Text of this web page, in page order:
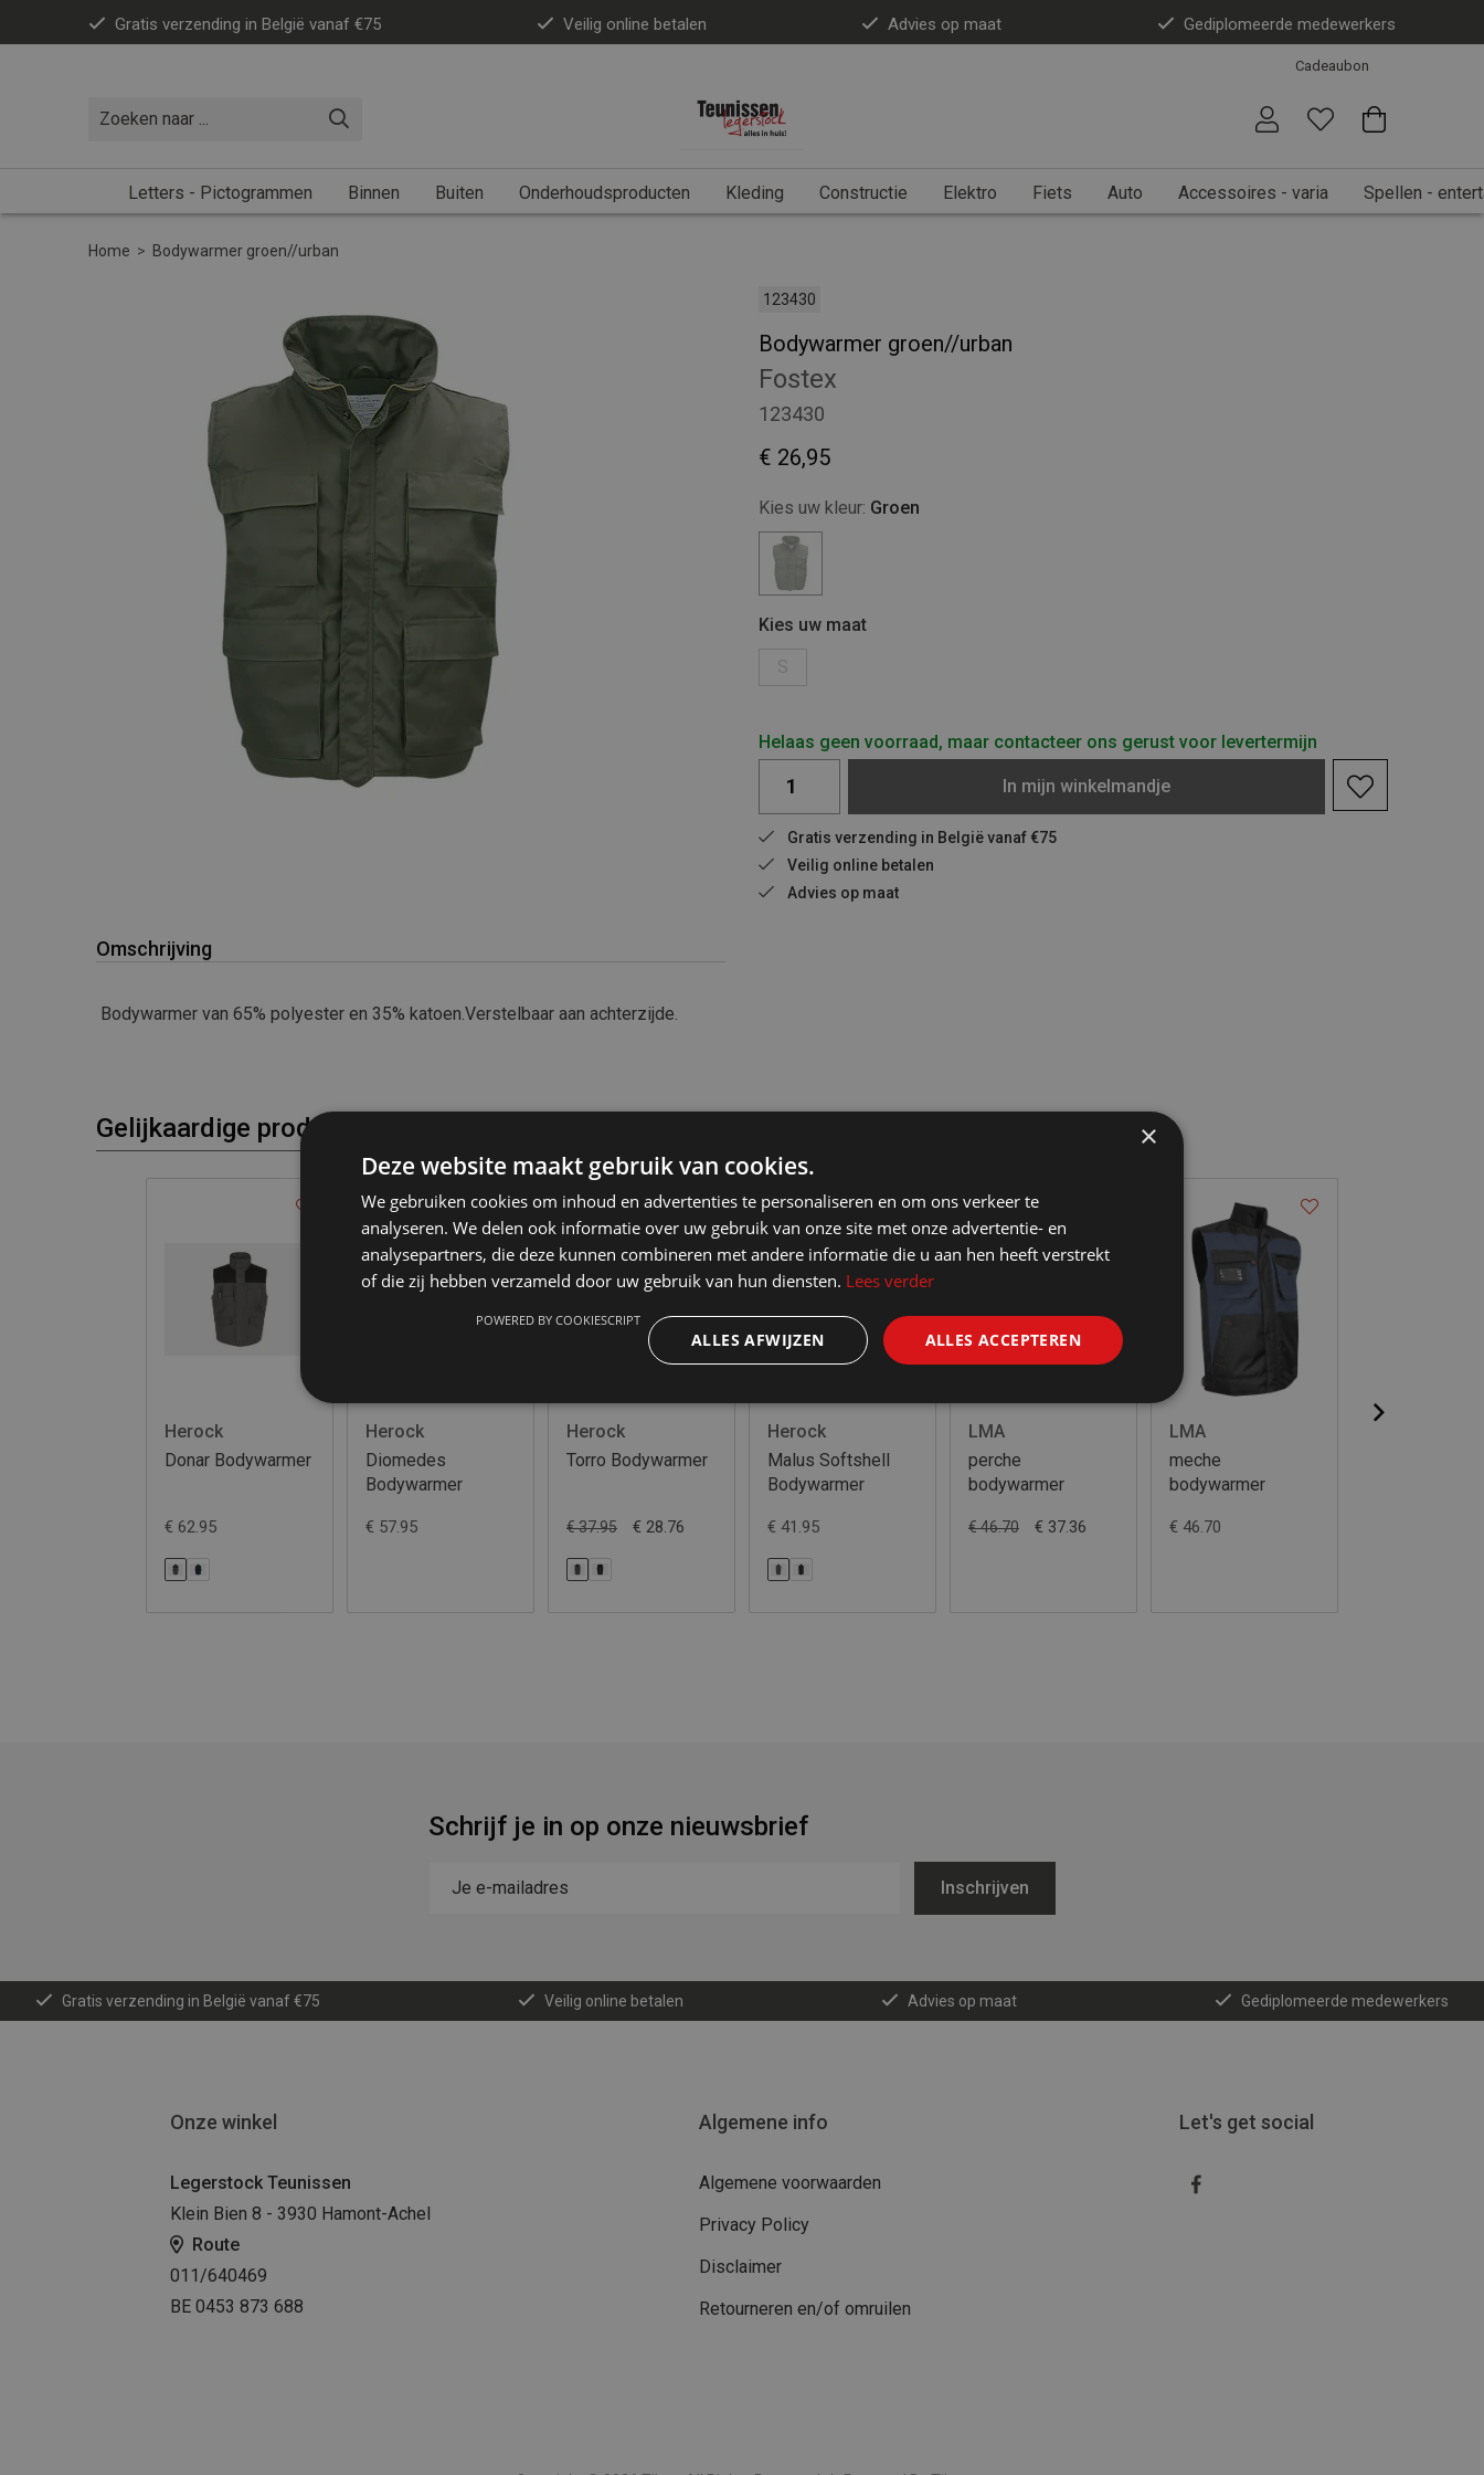
Gratis verzending in België vanaf €75 Veilig online betalen Advies op maat Gediplomeerde medewerkers
Cadeaubon
Letters - Pictogrammen Binnen Buiten Onderhoudsproducten Kleding Constructie Elektro Fiets Auto Accessoires - varia Spellen -
Home > Bodywarmer groen//urban
123430
Bodywarmer groen//urban
Fostex
123430
€ 26,95
Kies uw kleur: Groen
Kies uw maat
Helaas geen voorraad, maar contacteer ons gerust voor levertermijn
In mijn winkelmandje
Gratis verzending in België vanaf €75
Veilig online betalen
Advies op maat
Omschrijving
Bodywarmer van 65% polyester en 35% katoen.Verstelbaar aan achterzijde.
Gelijkaardige producten
Herock
Donar Bodywarmer
€ 62.95
Herock
Diomedes
Bodywarmer
€ 57.95
Herock
Torro Bodywarmer
€ 37.95 € 28.76
- 25%
Herock
Malus Softshell
Bodywarmer
€ 41.95
LMA
perche
bodywarmer
€ 46.70 € 37.36
- 20%
LMA
meche
bodywarmer
€ 46.70
Schrijf je in op onze nieuwsbrief
Inschrijven
Gratis verzending in België vanaf €75 Veilig online betalen Advies op maat Gediplomeerde medewerkers
Onze winkel
Legerstock Teunissen
Klein Bien 8 - 3930 Hamont-Achel
Route
011/640469
BE 0453 873 688
Algemene info
Algemene voorwaarden
Privacy Policy
Disclaimer
Retourneren en/of omruilen
Let's get social
×
Deze website maakt gebruik van cookies.
We gebruiken cookies om inhoud en advertenties te personaliseren en om ons verkeer te
analyseren. We delen ook informatie over uw gebruik van onze site met onze advertentie- en
analysepartners, die deze kunnen combineren met andere informatie die u aan hen heeft verstrekt
of die zij hebben verzameld door uw gebruik van hun diensten. Lees verder
ALLES ACCEPTEREN
ALLES AFWIJZEN
POWERED BY COOKIESCRIPT